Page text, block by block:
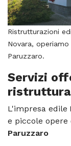
Ristrutturazioni
Novara,
Paruzzaro.
Servizi
L'impresa edile
e piccole opere
Paruzzaro